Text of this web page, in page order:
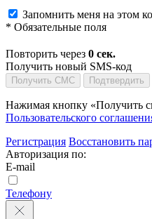
Запомнить меня на этом
* Обязательные поля
Повторить через 0 сек.
Получить новый SMS-код
Получить СМС Подтвердить
Нажимая кнопку «Получить
Пользовательского
Регистрация Восстановить
Авторизация по:
E-mail
Телефону